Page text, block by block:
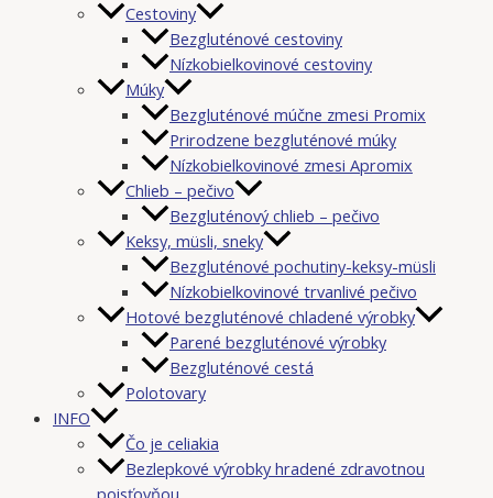
Cestoviny
Bezgluténové cestoviny
Nízkobielkovinové cestoviny
Múky
Bezgluténové múčne zmesi Promix
Prirodzene bezgluténové múky
Nízkobielkovinové zmesi Apromix
Chlieb – pečivo
Bezgluténový chlieb – pečivo
Keksy, müsli, sneky
Bezgluténové pochutiny-keksy-müsli
Nízkobielkovinové trvanlivé pečivo
Hotové bezgluténové chladené výrobky
Parené bezgluténové výrobky
Bezgluténové cestá
Polotovary
INFO
Čo je celiakia
Bezlepkové výrobky hradené zdravotnou
poisťovňou